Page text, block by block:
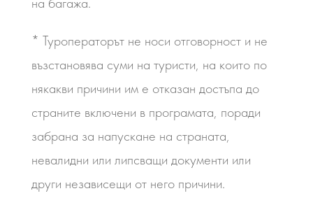
на багажа.
* Туроператорът не носи отговорност и не
възстановява суми на туристи, на които по
някакви причини им е отказан достъпа до
страните включени в програмата, поради
забрана за напускане на страната,
невалидни или липсващи документи или
други независещи от него причини.